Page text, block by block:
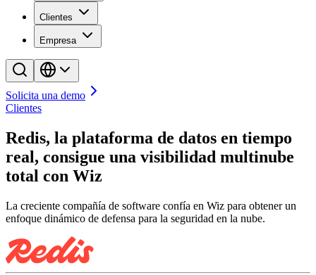
Clientes
Empresa
Solicita una demo
Clientes
Redis, la plataforma de datos en tiempo
real, consigue una visibilidad multinube
total con Wiz
La creciente compañía de software confía en Wiz para obtener un
enfoque dinámico de defensa para la seguridad en la nube.